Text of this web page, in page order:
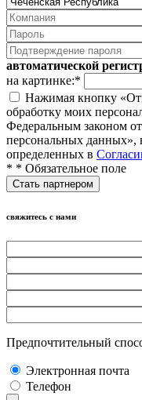
автоматической
на картинке:*
Нажимая кнопку
обработку моих
Федеральным законом
персональных данных»,
определенных в
* * Обязательное поле
свяжитесь с нами
Предпочтительный
Электронная почта
Телефон